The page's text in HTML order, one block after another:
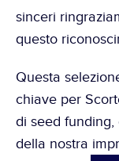
sinceri
questo
Questa
chiave per
di seed funding,
della nostra